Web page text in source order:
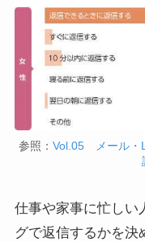
参照： Vol.05 メール・
仕事や家事に忙しい
グで返信するかを決